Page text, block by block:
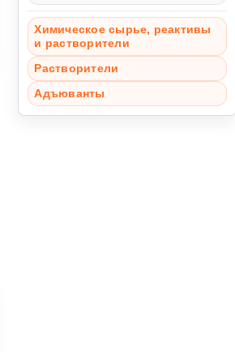
Химическое сырье, реактивы
и растворители
Растворители
Адъюванты